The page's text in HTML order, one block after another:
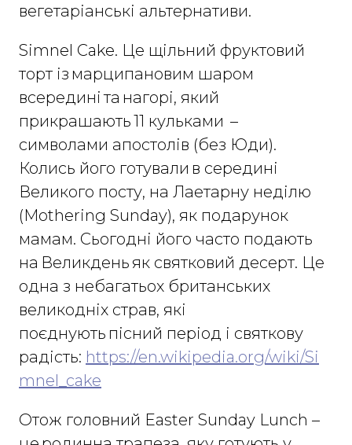
вегетаріанські альтернативи.
Simnel Cake. Це щільний фруктовий
торт із марципановим шаром
всередині та нагорі, який
прикрашають 11 кульками –
символами апостолів (без Юди).
Колись його готували в середині
Великого посту, на Лаетарну неділю
(Mothering Sunday), як подарунок
мамам. Сьогодні його часто подають
на Великдень як святковий десерт. Це
одна з небагатьох британських
великодніх страв, які
поєднують пісний період і святкову
радість: https://en.wikipedia.org/wiki/Si
mnel_cake
Отож головний Easter Sunday Lunch –